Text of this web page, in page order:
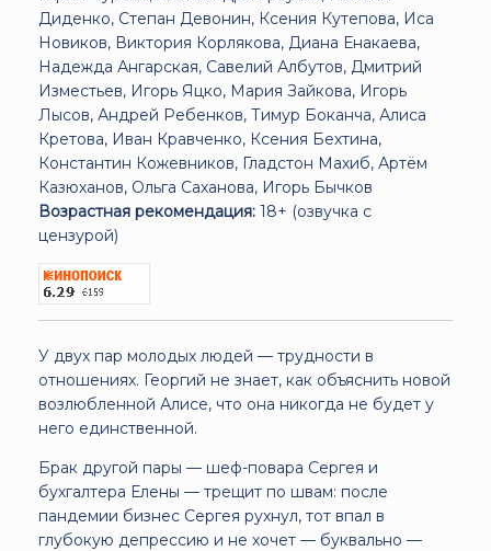
Диденко, Степан Девонин, Ксения Кутепова, Иса
Новиков, Виктория Корлякова, Диана Енакаева,
Надежда Ангарская, Савелий Албутов, Дмитрий
Изместьев, Игорь Яцко, Мария Зайкова, Игорь
Лысов, Андрей Ребенков, Тимур Боканча, Алиса
Кретова, Иван Кравченко, Ксения Бехтина,
Константин Кожевников, Гладстон Махиб, Артём
Казюханов, Ольга Саханова, Игорь Бычков
Возрастная рекомендация: 18+ (озвучка с
цензурой)
У двух пар молодых людей — трудности в
отношениях. Георгий не знает, как объяснить новой
возлюбленной Алисе, что она никогда не будет у
него единственной.
Брак другой пары — шеф-повара Сергея и
бухгалтера Елены — трещит по швам: после
пандемии бизнес Сергея рухнул, тот впал в
глубокую депрессию и не хочет — буквально —